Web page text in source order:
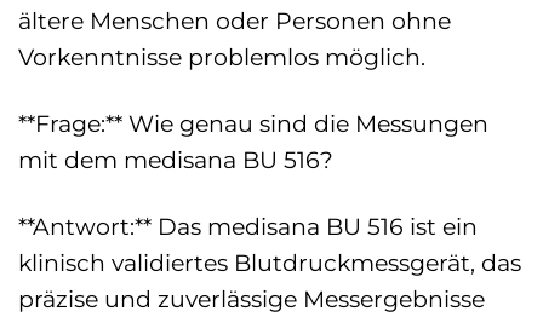
ältere Menschen oder Personen ohne
Vorkenntnisse problemlos möglich.
**Frage:** Wie genau sind die Messungen
mit dem medisana BU 516?
**Antwort:** Das medisana BU 516 ist ein
klinisch validiertes Blutdruckmessgerät, das
präzise und zuverlässige Messergebnisse